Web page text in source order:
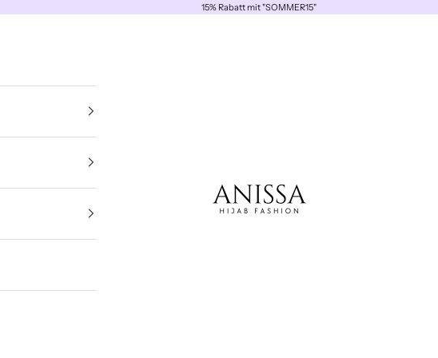
15% Rabatt mit "SOMMER15"